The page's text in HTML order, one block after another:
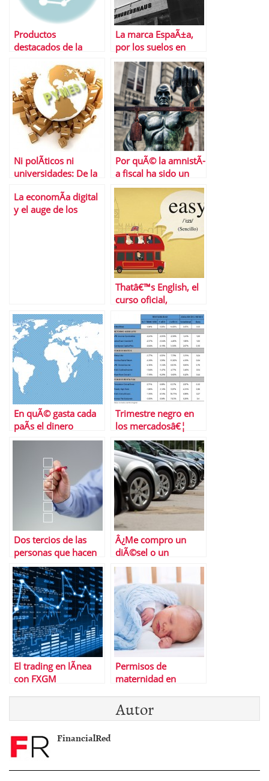
Productos
destacados de la
La marca EspaÃ±a,
por los suelos en
Davos: apenas 17
espaÃ±oles, en la
lista confidencial de
invitados
Ni polÃ­ticos ni
universidades: De la
los emprendedores!!!
Por quÃ© la amnistÃ­
a fiscal ha sido un
fracaso
La economÃ­a digital
y el auge de los
Thatâ€™s English, el
curso oficial,
cÃ³modo y
econÃ³mico para
aprender inglÃ©s
En quÃ© gasta cada
paÃ­s el dinero
Trimestre negro en
los mercadosâ€¦
Â¿se ha salvado
alguna inversiÃ³n de
las pÃ©rdidas? Y tÃº,
Â¿cuÃ¡nto has
perdido?
Dos tercios de las
personas que hacen
este test no lo
superanâ€¦ Â¿Y tÃº?
Â¿Me compro un
diÃ©sel o un
gasolina?
El trading en lÃ­nea
con FXGM
Permisos de
maternidad en
Europa
Autor
FinancialRed